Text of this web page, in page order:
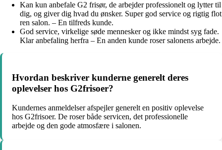
Kan kun anbefale G2 frisør, de arbejder professionelt og lytter til
dig, og giver dig hvad du ønsker. Super god service og rigtig flot
ren salon. – En tilfreds kunde.
God service, virkelige søde mennesker og ikke mindst syg fade.
Klar anbefaling herfra – En anden kunde roser salonens arbejde.
Hvordan beskriver kunderne generelt deres
oplevelser hos G2frisoer?
Kundernes anmeldelser afspejler generelt en positiv oplevelse
hos G2frisoer. De roser både servicen, det professionelle
arbejde og den gode atmosfære i salonen.